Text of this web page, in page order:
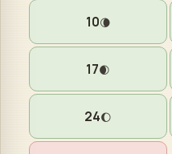
10🌘
17🌒
24🌔